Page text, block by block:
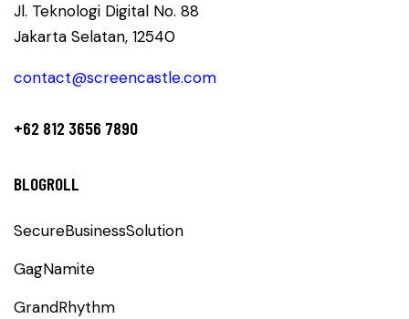
Jl. Teknologi Digital No. 88
Jakarta Selatan, 12540
contact@screencastle.com
+62 812 3656 7890
BLOGROLL
SecureBusinessSolution
GagNamite
GrandRhythm